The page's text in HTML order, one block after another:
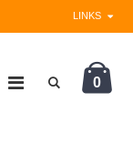
LINKS
0